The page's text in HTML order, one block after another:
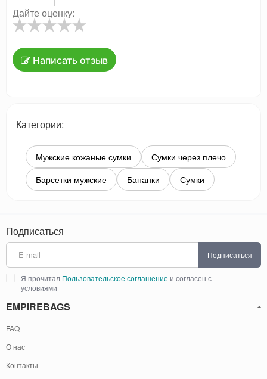
Дайте оценку:
Написать отзыв
Категории:
Мужские кожаные сумки
Сумки через плечо
Барсетки мужские
Бананки Сумки
Подписаться
Подписаться
Я прочитал Пользовательское соглашение и согласен с
условиями
EMPIREBAGS
FAQ
О нас
Контакты